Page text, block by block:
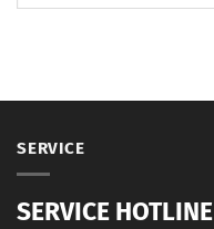
SERVICE
SERVICE HOTLINE